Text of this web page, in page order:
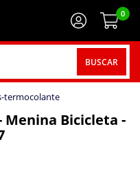
BUSCAR
0
termocolante
Bicicleta -